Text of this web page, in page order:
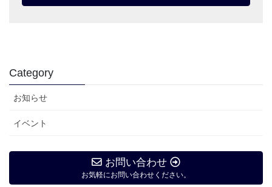
Category
お知らせ
イベント
お問い合わせ
お気軽にお問い合わせください。